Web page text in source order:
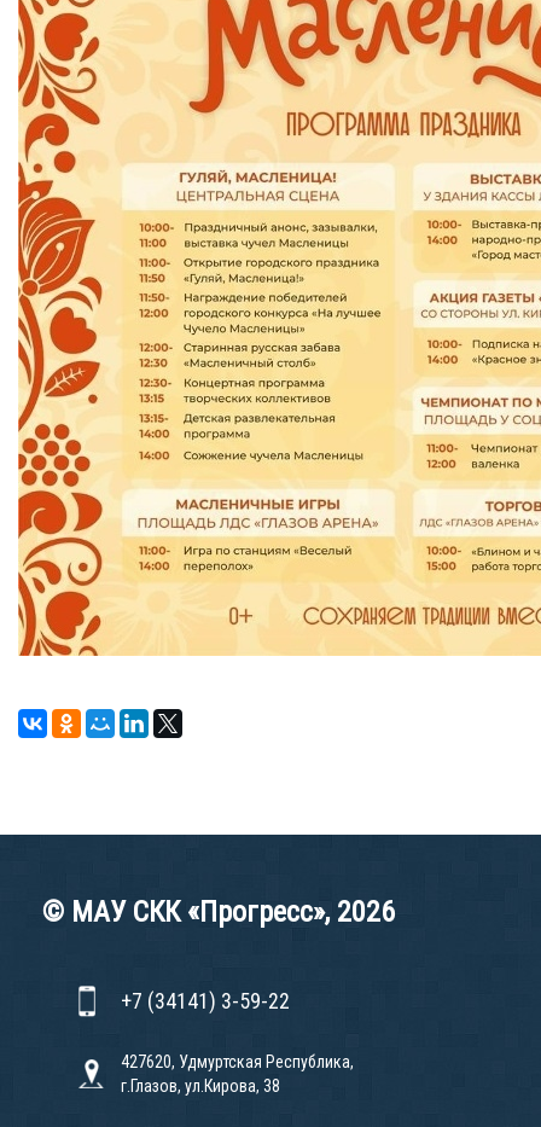
© МАУ СКК «Прогресс», 2026
+7 (34141) 3-59-22
427620, Удмуртская Республика,
г.Глазов, ул.Кирова, 38